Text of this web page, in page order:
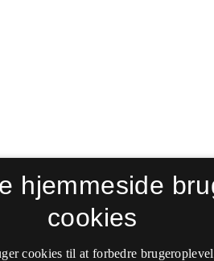
hjemmeside
cookies
cookies til at forbedre